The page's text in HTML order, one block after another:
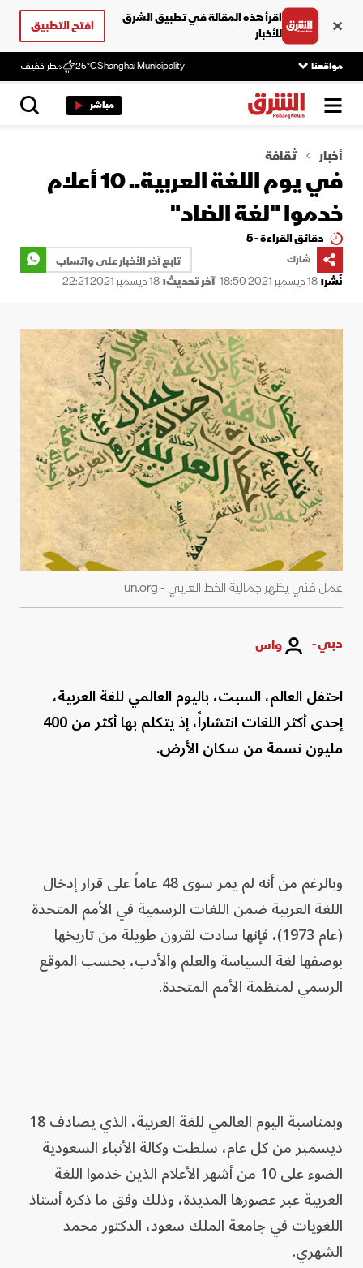
اقرأ هذه المقالة في تطبيق الشرق
للأخبار
افتح التطبيق
مواقعنا Shanghai Municipality
25°C مطر خفيف
مباشر
أخبار ثقافة
في يوم اللغة العربية.. 10 أعلام
خدموا "لغة الضاد"
دقائق القراءة - 5
شارك
تابع آخر الأخبار على واتساب
نُشر:18 ديسمبر 2021 18:50 آخر تحديث:18 ديسمبر 2021 22:21
عمل فني يظهر جمالية الخط العربي - un.org
دبي - واس
احتفل العالم، السبت، باليوم العالمي للغة العربية،
إحدى أكثر اللغات انتشاراً، إذ يتكلم بها أكثر من 400
مليون نسمة من سكان الأرض.
وبالرغم من أنه لم يمر سوى 48 عاماً على قرار إدخال
اللغة العربية ضمن اللغات الرسمية في الأمم المتحدة
(عام 1973)، فإنها سادت لقرون طويلة من تاريخها
بوصفها لغة السياسة والعلم والأدب، بحسب الموقع
الرسمي لمنظمة الأمم المتحدة.
وبمناسبة اليوم العالمي للغة العربية، الذي يصادف 18
ديسمبر من كل عام، سلطت وكالة الأنباء السعودية
الضوء على 10 من أشهر الأعلام الذين خدموا اللغة
العربية عبر عصورها المديدة، وذلك وفق ما ذكره أستاذ
اللغويات في جامعة الملك سعود، الدكتور محمد
الشهري.